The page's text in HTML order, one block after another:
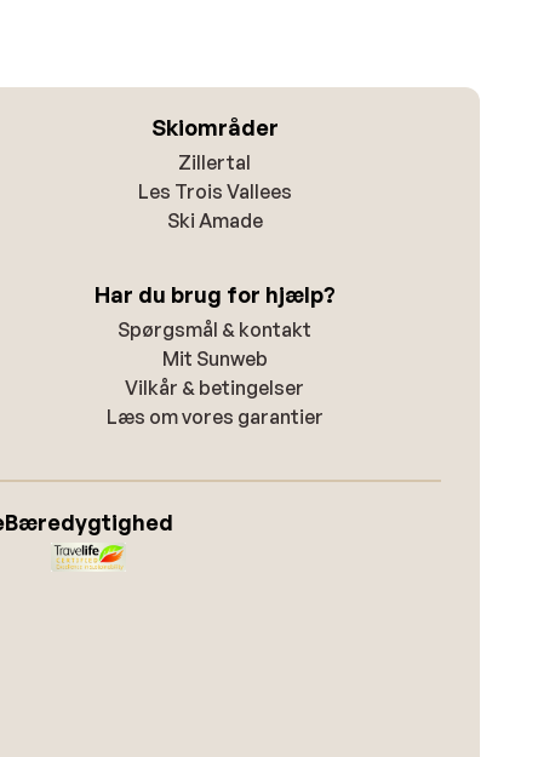
Skiområder
Zillertal
Les Trois Vallees
Ski Amade
Har du brug for hjælp?
Spørgsmål & kontakt
Mit Sunweb
Vilkår & betingelser
Læs om vores garantier
Bæredygtighed